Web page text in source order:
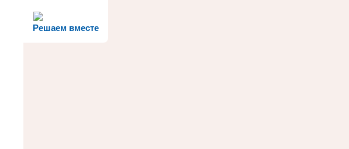
Решаем вместе